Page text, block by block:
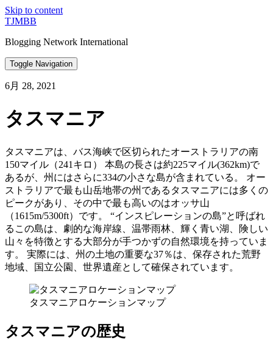
Skip to content
TJMBB
Blogging Network International
Toggle Navigation
6月 28, 2021
タスマニア
タスマニアは、バス海峡で区切られたオーストラリアの南
150マイル（241キロ） 本島の長さは約225マイル(362km)で
あるが、州にはさらに334の小さな島が含まれている。 オー
ストラリアで最も山岳地帯の州であるタスマニアには多くの
ピークがあり、その中で最も高いのはオッサ山
（1615m/5300ft）です。 “インスピレーションの島”と呼ばれ
るこの島は、劇的な海岸線、温帯雨林、輝く青い湖、険しい
山々を特徴とする大部分が手つかずの自然環境を持っていま
す。 実際には、州の土地の重要な37％は、保存された荒野
地域、国立公園、世界遺産として確保されています。
タスマニアロケーションマップ
タスマニアの歴史